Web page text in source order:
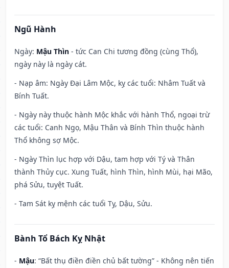
Ngũ Hành
Ngày: Mậu Thìn - tức Can Chi tương đồng (cùng Thổ),
ngày này là ngày cát.
- Nạp âm: Ngày Đại Lâm Mộc, kỵ các tuổi: Nhâm Tuất và
Bính Tuất.
- Ngày này thuộc hành Mộc khắc với hành Thổ, ngoại trừ
các tuổi: Canh Ngọ, Mậu Thân và Bính Thìn thuộc hành
Thổ không sợ Mộc.
- Ngày Thìn lục hợp với Dậu, tam hợp với Tý và Thân
thành Thủy cục. Xung Tuất, hình Thìn, hình Mùi, hại Mão,
phá Sửu, tuyệt Tuất.
- Tam Sát kỵ mệnh các tuổi Tỵ, Dậu, Sửu.
Bành Tổ Bách Kỵ Nhật
- Mậu: “Bất thụ điền điền chủ bất tường” - Không nên tiến